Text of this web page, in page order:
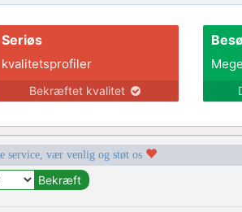
Seriøs
kvalitetsprofiler
Bekræftet kvalitet
service, vær venlig og støt os